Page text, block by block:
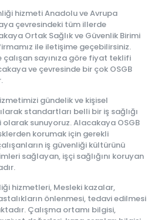
hizmeti Anadolu ve Avrupa
çevresindeki tüm illerde
Ortak Sağlık ve Güvenlik Birimi
ile iletişime geçebilirsiniz.
çalışan sayınıza göre fiyat teklifi
ve çevresinde bir çok OSGB
gündelik ve kişisel
standartları belli bir iş sağlığı
sunuyoruz. Alacakaya OSGB
korumak için gerekli
iş güvenliği kültürünü
sağlayan, işçi sağlığını koruyan
hizmetleri, Mesleki kazalar,
önlenmesi, tedavi edilmesi
Çalışma ortamı bilgisi,